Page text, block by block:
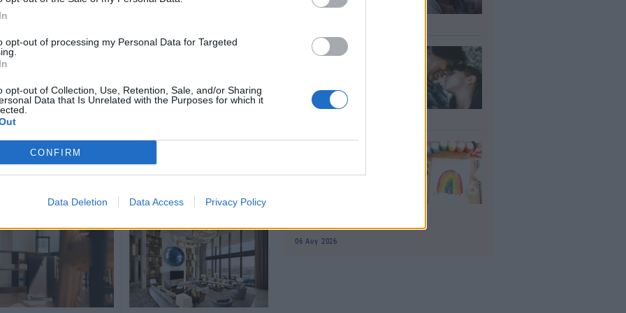
opt-out of processing my Personal Data for Targeted
opt-out of Collection, Use, Retention, Sale, and/or Sharing
Data that Is Unrelated with the Purposes for which it
CONFIRM
Data Deletion Data Access Privacy Policy
Google News
και μάθετε πρώτοι όλες τις ειδήσεις
Global
Αυγούστου
ΔΥΠΑ: Επίδομα
γονείς το δικαιούνται
Πότε αναμένονται τα
voucher
06 Αυγ 2026